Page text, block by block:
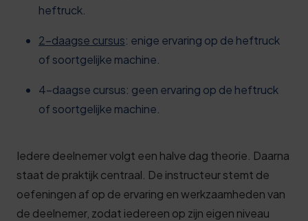
heftruck.
2-daagse cursus: enige ervaring op de heftruck
of soortgelijke machine.
4-daagse cursus: geen ervaring op de heftruck
of soortgelijke machine.
Iedere deelnemer volgt een halve dag theorie. Daarna
staat de praktijk centraal. De instructeur stemt de
oefeningen af op de ervaring en werkzaamheden van
de deelnemer, zodat iedereen op zijn eigen niveau